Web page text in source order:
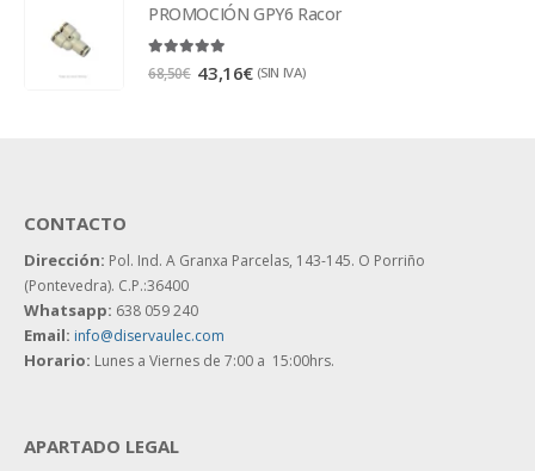
PROMOCIÓN GPY6 Racor
5.00out of 5
68,50€ 43,16€ (SIN IVA)
CONTACTO
Dirección: Pol. Ind. A Granxa Parcelas, 143-145. O Porriño
(Pontevedra). C.P.:36400
Whatsapp: 638 059 240
Email: info@diservaulec.com
Horario: Lunes a Viernes de 7:00 a 15:00hrs.
APARTADO LEGAL